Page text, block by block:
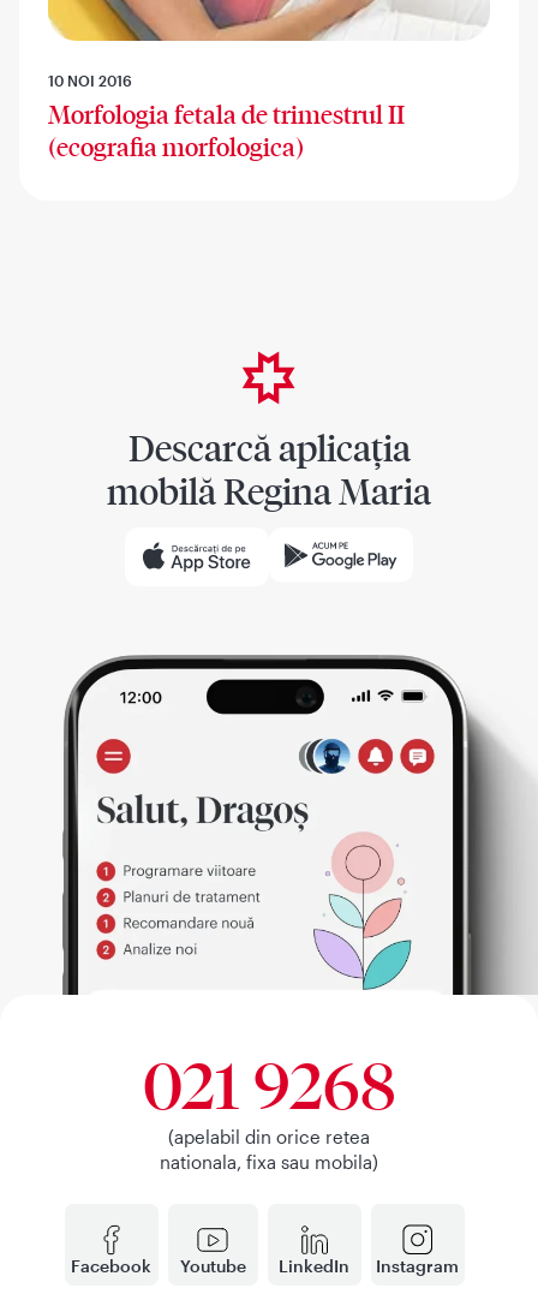
10 NOI 2016
Morfologia fetala de trimestrul II
(ecografia morfologica)
Descarcă aplicația
mobilă Regina Maria
Facebook Youtube LinkedIn Instagram
021 9268
(apelabil din orice retea
nationala, fixa sau mobila)